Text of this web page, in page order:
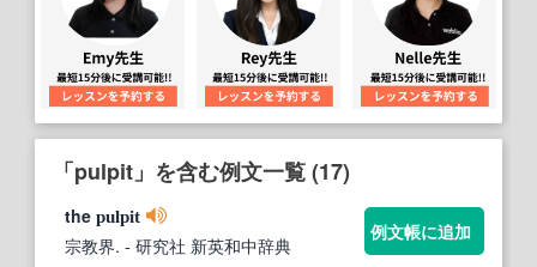
「pulpit」を含む例文一覧 (17)
the pulpit
宗教界. - 研究社 新英和中辞典
例文帳に追加